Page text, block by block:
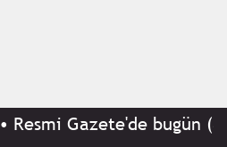
Resmi Gazete'de bugün (8